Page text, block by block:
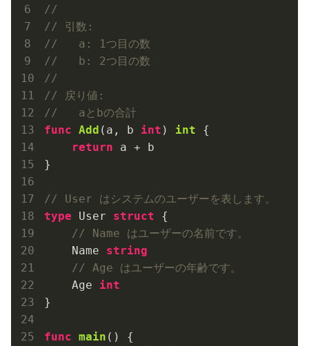
//
// 引数:
//   a: 1つ目の数
//   b: 2つ目の数
//
// 戻り値:
//   aとbの合計
func Add (a, b int ) int {
return a + b
}
// User はシステムのユーザーを表します。
type User struct {
// Name はユーザーの名前です。
    Name
string
// Age はユーザーの年齢です。
    Age
int
}
func main ()
{